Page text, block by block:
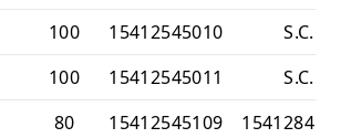
100 15412545010
S.C.
100 15412545011
S.C.
80 15412545109